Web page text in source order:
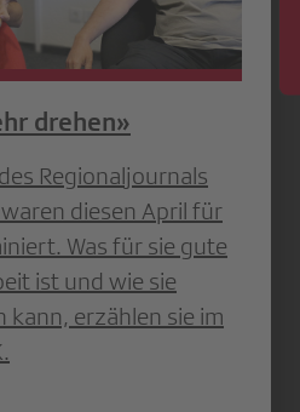
drehen»
Regionaljournals
diesen April für
Was für sie gute
ist und wie sie
erzählen sie im